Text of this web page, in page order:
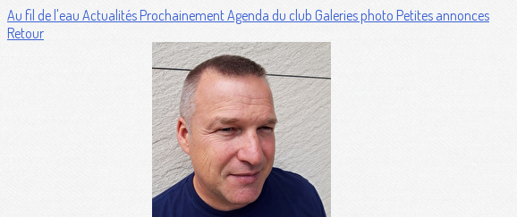
Au fil de l'eau ActualitésProchainementAgenda du club Galeries photo Petites annonces
Retour